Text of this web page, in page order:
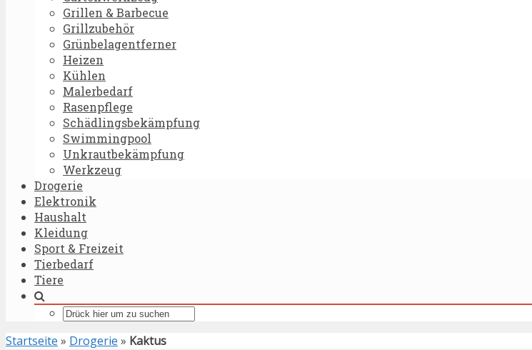
Grillen & Barbecue
Grillzubehör
Grünbelagentferner
Heizen
Kühlen
Malerbedarf
Rasenpflege
Schädlingsbekämpfung
Swimmingpool
Unkrautbekämpfung
Werkzeug
Drogerie
Elektronik
Haushalt
Kleidung
Sport & Freizeit
Tierbedarf
Tiere
Startseite » Drogerie » Kaktus